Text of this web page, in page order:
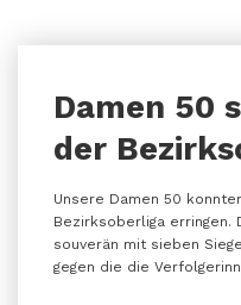
Damen 50
der
Unsere Damen 50
Bezirksoberliga erringen.
souverän mit sieben
gegen die die